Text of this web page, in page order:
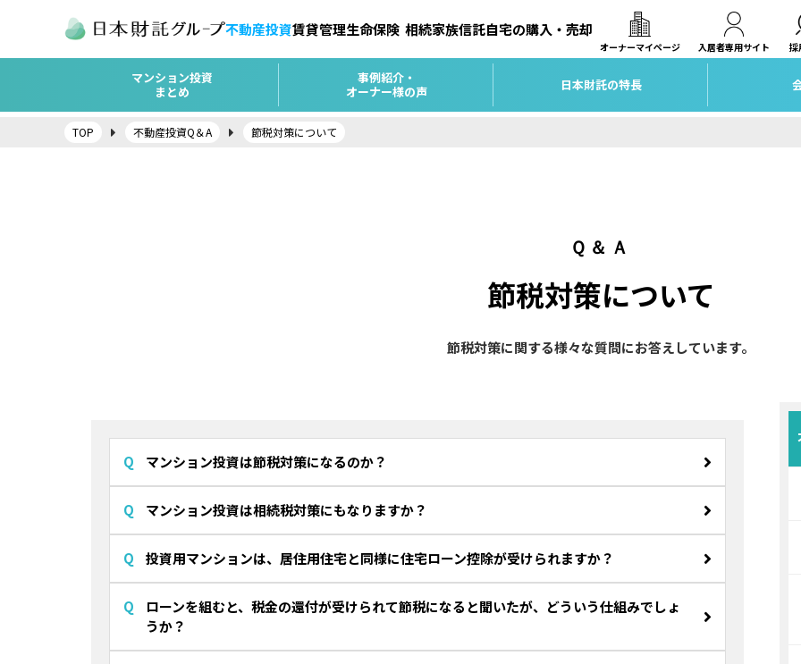
不動産投資賃貸管理生命保険 相続家族信託自宅の購入・売却
オーナーマイページ 入居者専用サイト 採
マンション投資
まとめ
事例紹介・
オーナー様の声
日本財託の特長
TOP 不動産投資Q＆A 節税対策について
Ｑ＆Ａ
節税対策について
節税対策に関する様々な質問にお答えしています。
マンション投資は節税対策になるのか？
マンション投資は相続税対策にもなりますか？
投資用マンションは、居住用住宅と同様に住宅ローン控除が受けられますか？
ローンを組むと、税金の還付が受けられて節税になると聞いたが、どういう仕組みでしょ
うか？